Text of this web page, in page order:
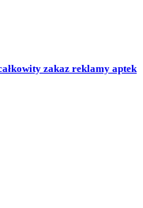
zakaz reklamy aptek